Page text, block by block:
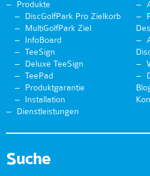
Produkte
DiscGolfPark Pro Zielkorb
MultiGolfPark Ziel
InfoBoard
TeeSign
Deluxe TeeSign
TeePad
Produktgarantie
Installation
Dienstleistungen
Suche